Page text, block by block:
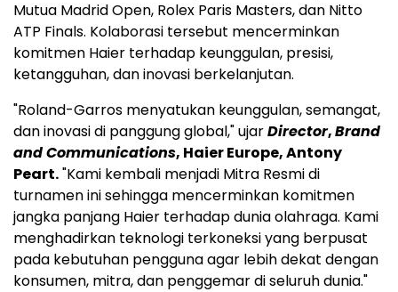
Mutua Madrid Open, Rolex Paris Masters, dan Nitto
ATP Finals. Kolaborasi tersebut mencerminkan
komitmen Haier terhadap keunggulan, presisi,
ketangguhan, dan inovasi berkelanjutan.
"Roland-Garros menyatukan keunggulan, semangat,
dan inovasi di panggung global," ujarDirector,Brand
and Communications, Haier Europe, Antony
Peart."Kami kembali menjadi Mitra Resmi di
turnamen ini sehingga mencerminkan komitmen
jangka panjang Haier terhadap dunia olahraga. Kami
menghadirkan teknologi terkoneksi yang berpusat
pada kebutuhan pengguna agar lebih dekat dengan
konsumen, mitra, dan penggemar di seluruh dunia."